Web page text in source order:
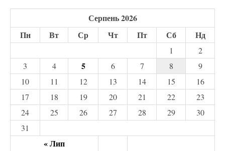
Серпень 2026
Пн
Вт Ср Чт Пт Сб Нд
« Лип
1
2
3
4 5 6 7 8
9
10
11 12 13 14 15
16
17
18 19 20 21 22
23
24
25 26 27 28 29
30
31